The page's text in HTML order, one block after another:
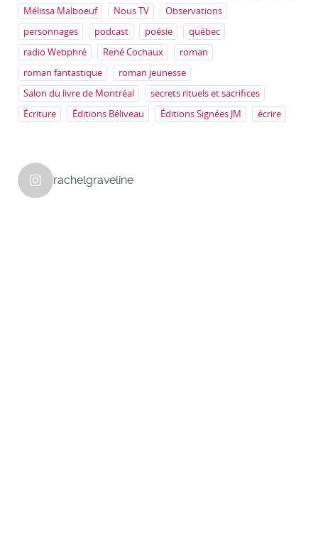
Mélissa Malboeuf
Nous TV
Observations
personnages
podcast poésie
québec
radio Webphré
René Cochaux
roman
roman fantastique
roman jeunesse
Salon du livre de Montréal
secrets rituels et sacrifices
Écriture
Éditions Béliveau Éditions Signées JM écrire
rachelgraveline